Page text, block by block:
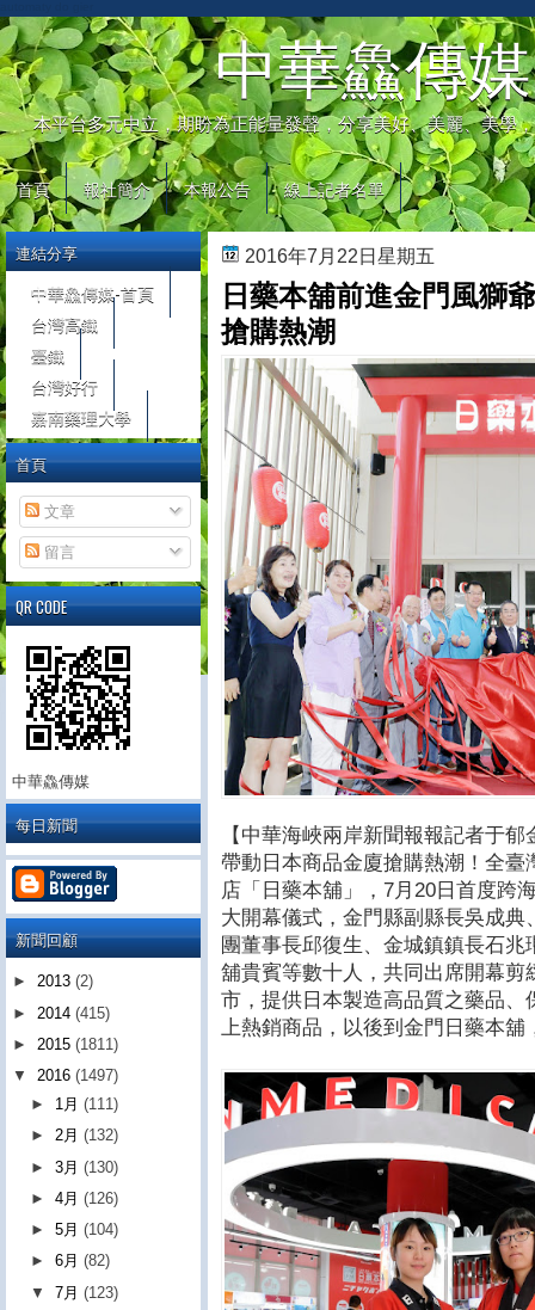
中華鱻傳媒
本平台多元中立，期盼為正能量發聲，分享美好、美麗、美學
首頁 報社簡介 本報公告 線上記者名單
2016年7月22日星期五
日藥本舖前進金門風獅
搶購熱潮
【中華海峽兩岸新聞報報記者于
帶動日本商品金廈搶購熱潮！全
店「日藥本舖」，7月20日首度跨
大開幕儀式，金門縣副縣長吳成
團董事長邱復生、金城鎮鎮長石
舖貴賓等數十人，共同出席開幕
市，提供日本製造高品質之藥品
上熱銷商品，以後到金門日藥本
連結分享
中華鱻傳媒-首頁
台灣高鐵
臺鐵
台灣好行
嘉南藥理大學
首頁
文章
留言
QR CODE
中華鱻傳媒
每日新聞
新聞回顧
► 2013 (2)
► 2014 (415)
► 2015 (1811)
▼ 2016 (1497)
► 1月(111)
►2月(132)
►3月(130)
►4月(126)
►5月(104)
►6月(82)
▼7月(123)